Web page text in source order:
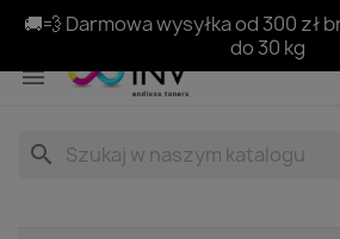
🚚💨 Darmowa wysyłka od 300 zł
do 30 kg

search